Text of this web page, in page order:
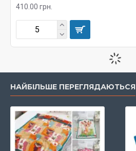
410.00 грн.
НАЙБІЛЬШЕ ПЕРЕГЛЯДАЮТЬСЯ